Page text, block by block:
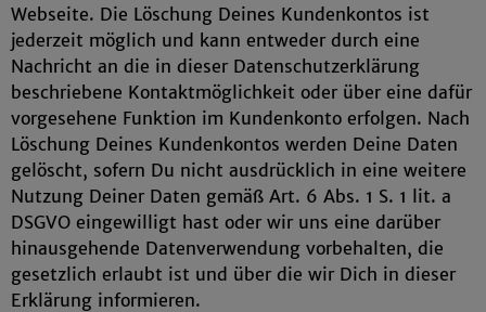
Webseite. Die Löschung Deines Kundenkontos ist
jederzeit möglich und kann entweder durch eine
Nachricht an die in dieser Datenschutzerklärung
beschriebene Kontaktmöglichkeit oder über eine dafür
vorgesehene Funktion im Kundenkonto erfolgen. Nach
Löschung Deines Kundenkontos werden Deine Daten
gelöscht, sofern Du nicht ausdrücklich in eine weitere
Nutzung Deiner Daten gemäß Art. 6 Abs. 1 S. 1 lit. a
DSGVO eingewilligt hast oder wir uns eine darüber
hinausgehende Datenverwendung vorbehalten, die
gesetzlich erlaubt ist und über die wir Dich in dieser
Erklärung informieren.